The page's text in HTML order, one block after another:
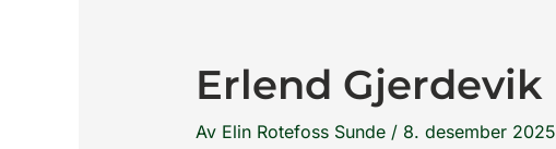
Erlend Gjerdevik
Av Elin Rotefoss Sunde / 8. desember 2025